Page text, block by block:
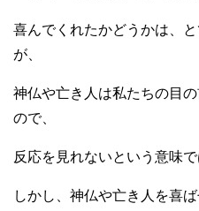
喜んでくれたかどうかは、
が、
神仏や亡き人は私たちの目
ので、
反応を見れないという意味
しかし、神仏や亡き人を喜